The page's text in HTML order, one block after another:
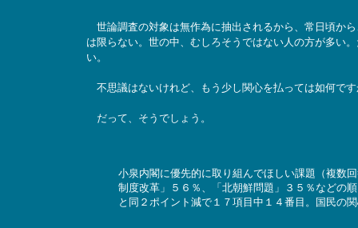
世論調査の対象は無作為に抽出されるから、常日頃か
は限らない。世の中、むしろそうではない人の方が多い
い。
不思議はないけれど、もう少し関心を払っては如何で
だって、そうでしょう。
小泉内閣に優先的に取り組んでほしい課題（複数
制度改革」５６％、「北朝鮮問題」３５％などの
と同２ポイント減で１７項目中１４番目。国民の